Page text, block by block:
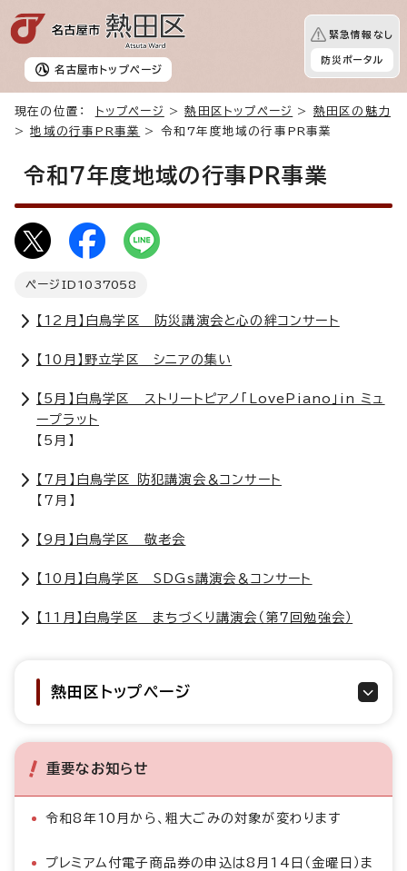
名古屋市 トップページ
緊急情報なし
防災ポータル
現在の位置： トップページ >熱田区トップページ > 熱田区の魅力
>地域の行事PR事業 > 令和7年度地域の行事PR事業
令和7年度地域の行事PR事業
ページID 1037058
【12月】白鳥学区 防災講演会と心の絆コンサート
【10月】野立学区 シニアの集い
【5月】白鳥学区 ストリートピアノ「LovePiano」in ミュ
ープラット
【5月】
【7月】白鳥学区 防犯講演会＆コンサート
【7月】
【9月】白鳥学区 敬老会
【10月】白鳥学区 SDGs講演会＆コンサート
【11月】白鳥学区 まちづくり講演会（第7回勉強会）
熱田区トップページ
重要なお知らせ
令和8年10月から、粗大ごみの対象が変わります
プレミアム付電子商品券の申込は8月14日（金曜日）ま